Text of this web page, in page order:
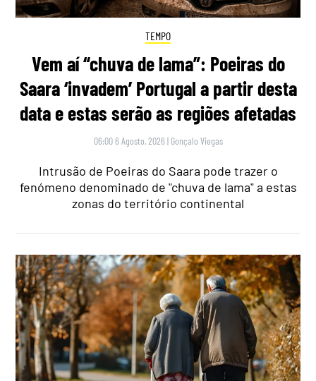
TEMPO
Vem aí “chuva de lama”: Poeiras do
Saara ‘invadem’ Portugal a partir desta
data e estas serão as regiões afetadas
06:00 6 Agosto, 2026 | Gonçalo Viegas
Intrusão de Poeiras do Saara pode trazer o
fenómeno denominado de "chuva de lama" a estas
zonas do território continental